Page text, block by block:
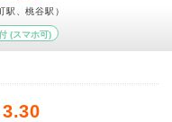
、桃谷駅）
(スマホ可)
3.30